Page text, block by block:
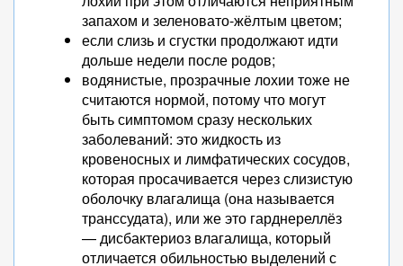
запахом и зеленовато-жёлтым цветом;
если слизь и сгустки продолжают идти
дольше недели после родов;
водянистые, прозрачные лохии тоже не
считаются нормой, потому что могут
быть симптомом сразу нескольких
заболеваний: это жидкость из
кровеносных и лимфатических сосудов,
которая просачивается через слизистую
оболочку влагалища (она называется
транссудата), или же это гарднереллёз
— дисбактериоз влагалища, который
отличается обильностью выделений с